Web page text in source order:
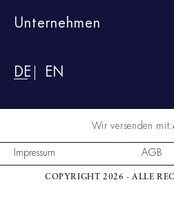
Unternehmen
DE EN
Wir versenden mit:
Impressum
AGB
COPYRIGHT 2026 - ALLE